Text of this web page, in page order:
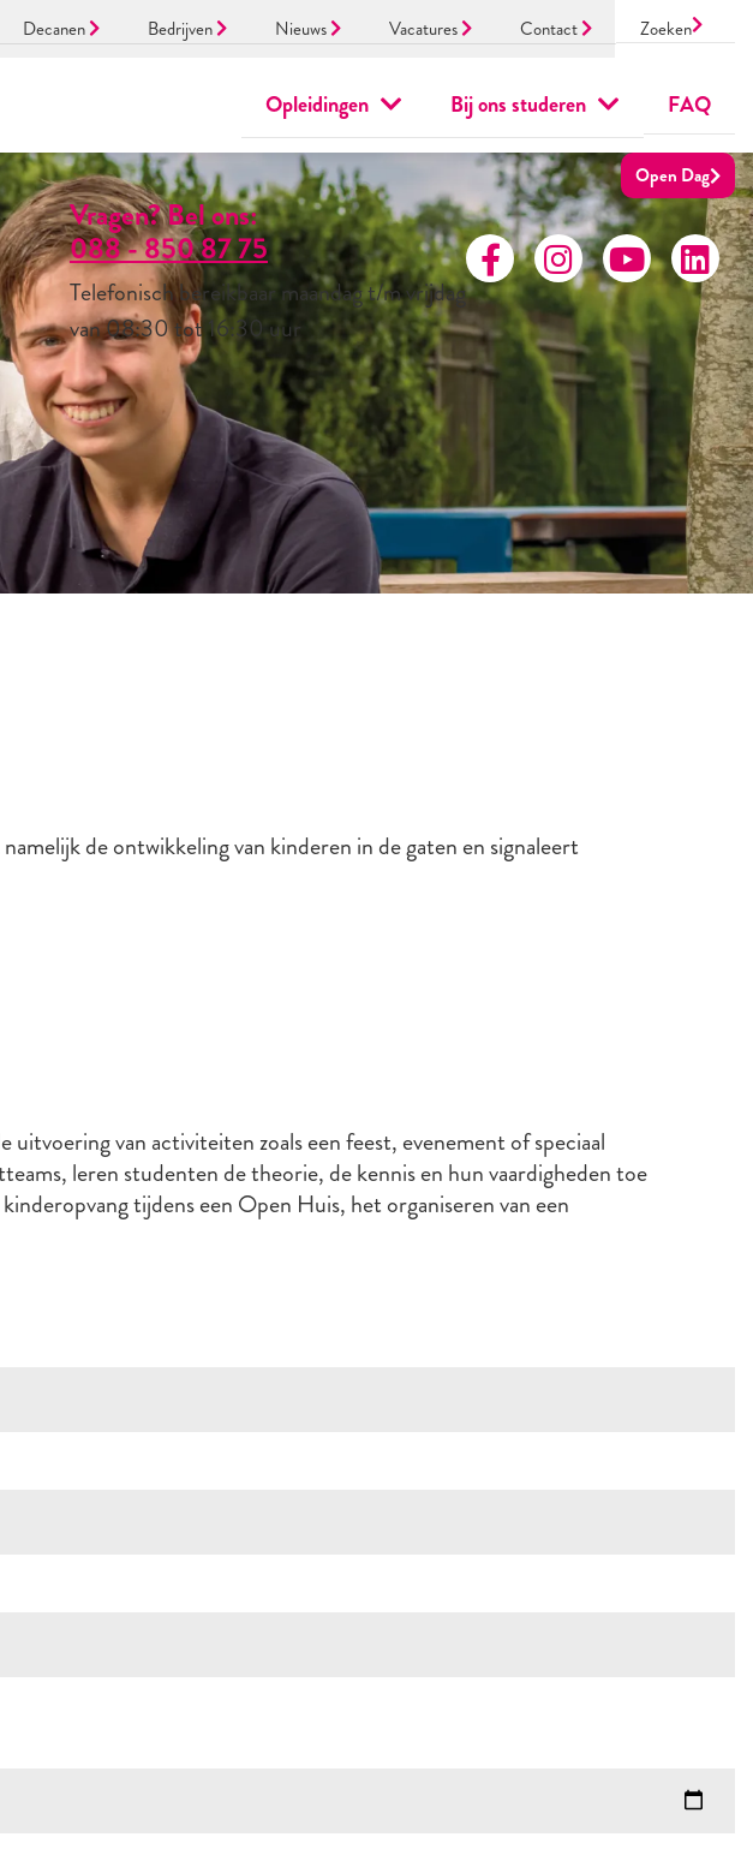
Decanen Bedrijven Nieuws Vacatures Contact Zoeken
Opleidingen Bij ons studeren FAQ
Open Dag
Vragen? Bel ons:
088 - 850 87 75
Telefonisch bereikbaar maandag t/m vrijdag
van 08:30 tot 16:30 uur
de ontwikkeling van kinderen in de gaten en signaleert
van activiteiten zoals een feest, evenement of speciaal
leren studenten de theorie, de kennis en hun vaardigheden toe
tijdens een Open Huis, het organiseren van een